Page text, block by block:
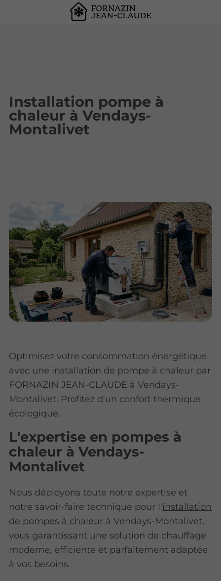
Installation pompe à
chaleur à Vendays-
Montalivet
Optimisez votre consommation énergétique
avec une installation de pompe à chaleur par
FORNAZIN JEAN-CLAUDE à Vendays-
Montalivet. Profitez d'un confort thermique
écologique.
L'expertise en pompes à
chaleur à Vendays-
Montalivet
Nous déployons toute notre expertise et
notre savoir-faire technique pour l'installation
de pompes à chaleur à Vendays-Montalivet,
vous garantissant une solution de chauffage
moderne, efficiente et parfaitement adaptée
à vos besoins.